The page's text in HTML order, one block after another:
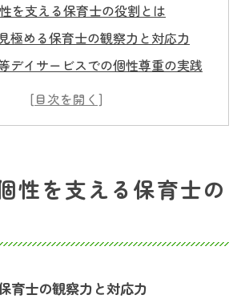
を支える保育士の役割とは
極める保育士の観察力と対応力
デイサービスでの個性尊重の実践
サービスで個性を伸ばす秘訣
かす放課後等デイサービスの工夫
実践する個性伸長の支援ポイント
デイサービスでの個性を伸ばす活
性を支える保育士の
育士の観察力と対応力